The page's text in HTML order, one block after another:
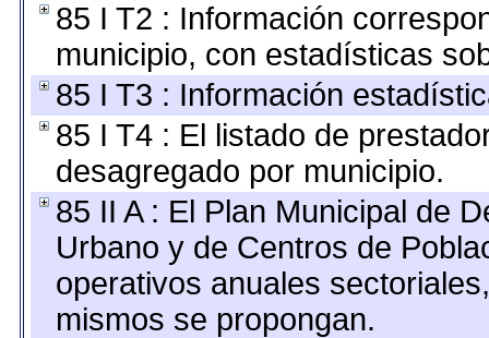
85 I T2 : Información
municipio, con estadísticas
85 I T3 : Información
85 I T4 : El listado de
desagregado por municipio.
85 II A : El Plan Municipal de
Urbano y de Centros de
operativos anuales
mismos se propongan.